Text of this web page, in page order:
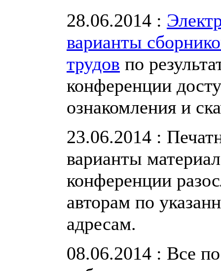
28.06.2014 :
варианты
трудов по
конференции
ознакомления и
23.06.2014 :
варианты
конференции
авторам по
адресам.
08.06.2014 : Все